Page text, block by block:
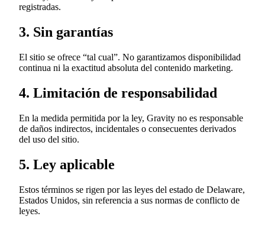
registradas.
3. Sin garantías
El sitio se ofrece “tal cual”. No garantizamos disponibilidad
continua ni la exactitud absoluta del contenido marketing.
4. Limitación de responsabilidad
En la medida permitida por la ley, Gravity no es responsable
de daños indirectos, incidentales o consecuentes derivados
del uso del sitio.
5. Ley aplicable
Estos términos se rigen por las leyes del estado de Delaware,
Estados Unidos, sin referencia a sus normas de conflicto de
leyes.